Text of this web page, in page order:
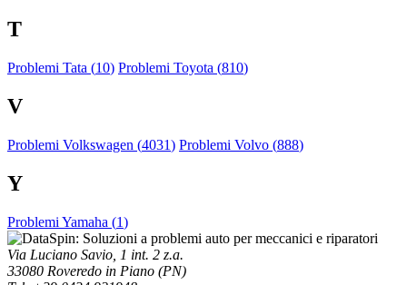
T
Problemi Tata (10) Problemi Toyota (810)
V
Problemi Volkswagen (4031) Problemi Volvo (888)
Y
Problemi Yamaha (1)
Via Luciano Savio, 1 int. 2 z.a.
33080 Roveredo in Piano (PN)